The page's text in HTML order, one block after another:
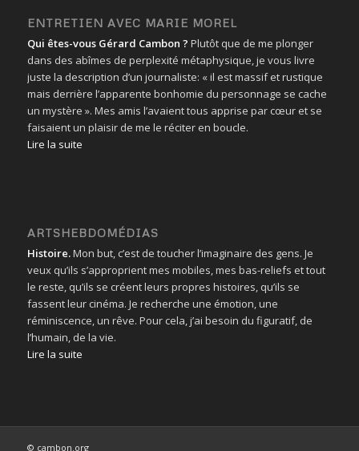
ENTRETIEN AVEC MARIE MOREL
Qui êtes-vous Gérard Cambon ? Plutôt que de me plonger
dans des abîmes de perplexité métaphysique, je vous livre
juste la description d’un journaliste: « il est massif et rustique
mais derrière l’apparente bonhomie du personnage se cache
un mystère ». Mes amis l’avaient tous apprise par cœur et se
faisaient un plaisir de me le réciter en boucle.
Lire la suite
ARTSHEBDOMÉDIAS
Histoire.Mon but, c’est de toucher l’imaginaire des gens. Je
veux qu’ils s’approprient mes mobiles, mes bas-reliefs et tout
le reste, qu’ils se créent leurs propres histoires, qu’ils se
fassent leur cinéma. Je recherche une émotion, une
réminiscence, un rêve. Pour cela, j’ai besoin du figuratif, de
l’humain, de la vie.
Lire la suite
© cambon.org